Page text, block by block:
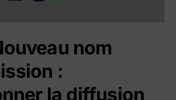
nom
:
la diffusion